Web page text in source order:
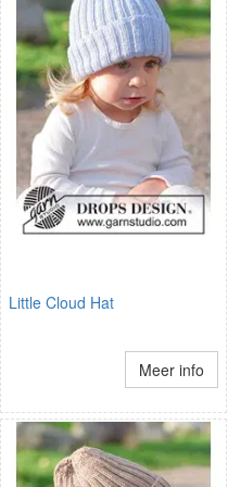
Little Cloud Hat
Meer info